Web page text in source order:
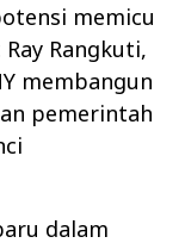
memicu
Rangkuti,
membangun
pemerintah
dalam